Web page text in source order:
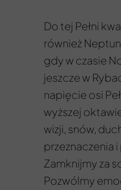
Do tej Pełni
również
gdy w czasie
jeszcze w
napięcie osi
wyższej
wizji, snów,
przeznaczenia i
Zamknijmy za
Pozwólmy